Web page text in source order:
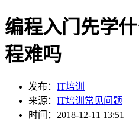
编程入门先学
程难吗
发布： IT培训
来源： IT培训常见问题
时间：2018-12-11 13:51